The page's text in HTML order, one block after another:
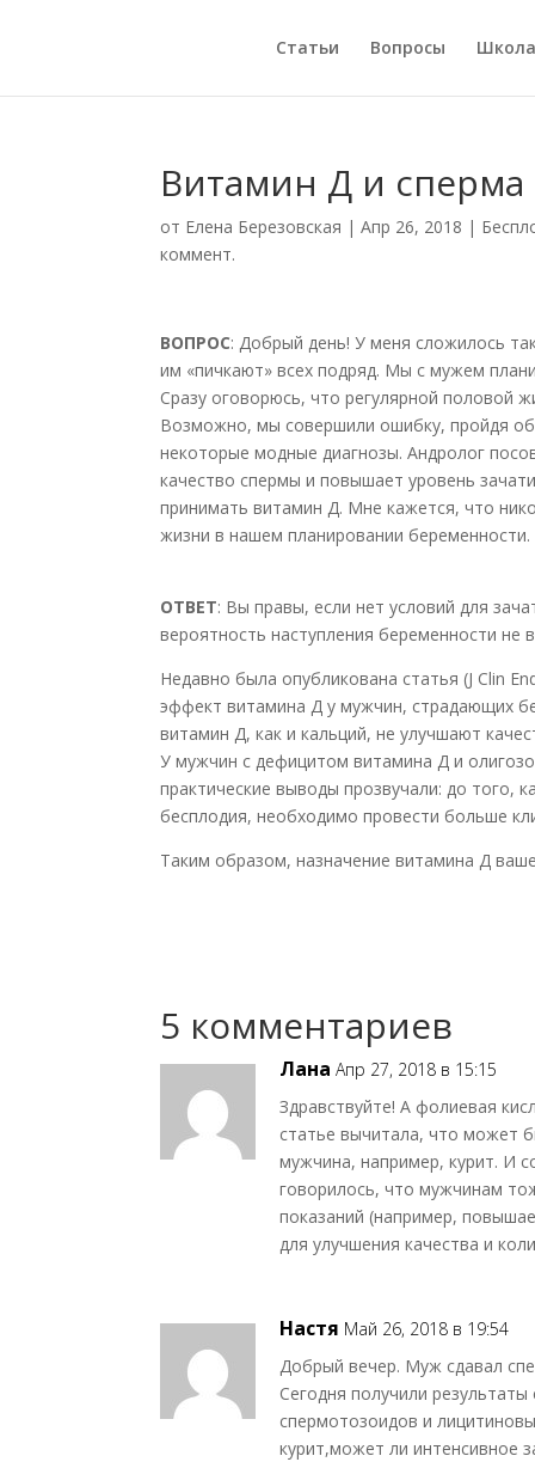
Статьи Вопросы Школа
Витамин Д и сперма
от Елена Березовская |Апр 26, 2018 |
коммент.
ВОПРОС: Добрый день! У меня сложилось
им «пичкают» всех подряд. Мы с мужем
Сразу оговорюсь, что регулярной половой
Возможно, мы совершили ошибку, пройдя
некоторые модные диагнозы. Андролог
качество спермы и повышает уровень
принимать витамин Д. Мне кажется, что
жизни в нашем планировании беременности.
ОТВЕТ: Вы правы, если нет условий для
вероятность наступления беременности не
Недавно была опубликована статья (J Clin
эффект витамина Д у мужчин, страдающих
витамин Д, как и кальций, не улучшают
У мужчин с дефицитом витамина Д и
практические выводы прозвучали: до того,
бесплодия, необходимо провести больше
Таким образом, назначение витамина Д
5 комментариев
Лана Апр 27, 2018 в 15:15
Здравствуйте! А фолиевая
статье вычитала, что может
мужчина, например, курит. И
говорилось, что мужчинам
показаний (например,
для улучшения качества и
Настя Май 26, 2018 в 19:54
Добрый вечер. Муж сдавал
Сегодня получили
спермотозоидов и
курит,может ли интенсивное